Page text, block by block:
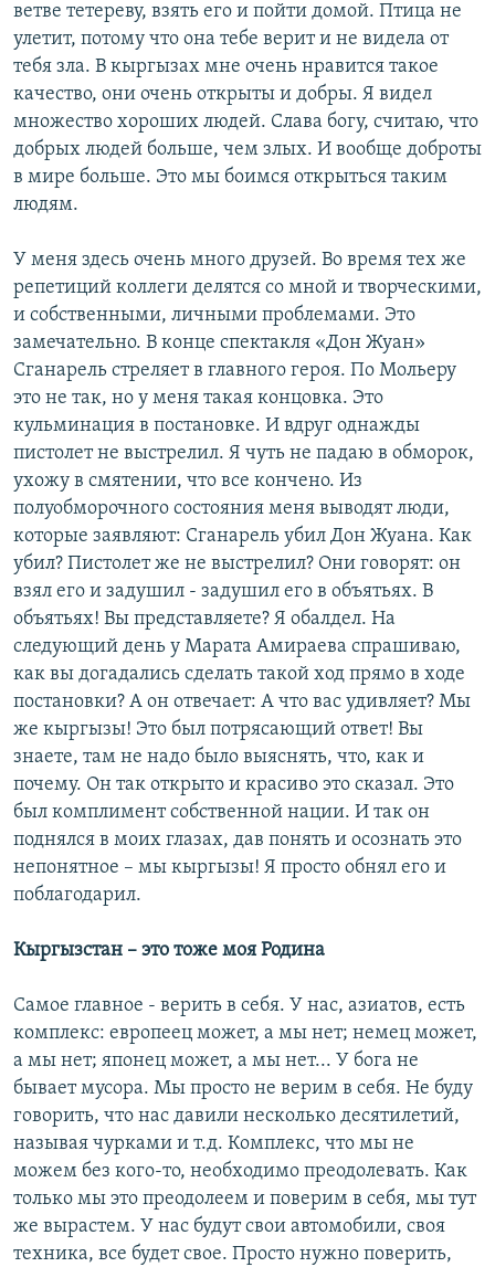
ветве тетереву, взять его и пойти домой. Птица не
улетит, потому что она тебе верит и не видела от
тебя зла. В кыргызах мне очень нравится такое
качество, они очень открыты и добры. Я видел
множество хороших людей. Слава богу, считаю, что
добрых людей больше, чем злых. И вообще доброты
в мире больше. Это мы боимся открыться таким
людям.
У меня здесь очень много друзей. Во время тех же
репетиций коллеги делятся со мной и творческими,
и собственными, личными проблемами. Это
замечательно. В конце спектакля «Дон Жуан»
Сганарель стреляет в главного героя. По Мольеру
это не так, но у меня такая концовка. Это
кульминация в постановке. И вдруг однажды
пистолет не выстрелил. Я чуть не падаю в обморок,
ухожу в смятении, что все кончено. Из
полуобморочного состояния меня выводят люди,
которые заявляют: Сганарель убил Дон Жуана. Как
убил? Пистолет же не выстрелил? Они говорят: он
взял его и задушил - задушил его в объятьях. В
объятьях! Вы представляете? Я обалдел. На
следующий день у Марата Амираева спрашиваю,
как вы догадались сделать такой ход прямо в ходе
постановки? А он отвечает: А что вас удивляет? Мы
же кыргызы! Это был потрясающий ответ! Вы
знаете, там не надо было выяснять, что, как и
почему. Он так открыто и красиво это сказал. Это
был комплимент собственной нации. И так он
поднялся в моих глазах, дав понять и осознать это
непонятное – мы кыргызы! Я просто обнял его и
поблагодарил.
Кыргызстан – это тоже моя Родина
Самое главное - верить в себя. У нас, азиатов, есть
комплекс: европеец может, а мы нет; немец может,
а мы нет; японец может, а мы нет... У бога не
бывает мусора. Мы просто не верим в себя. Не буду
говорить, что нас давили несколько десятилетий,
называя чурками и т.д. Комплекс, что мы не
можем без кого-то, необходимо преодолевать. Как
только мы это преодолеем и поверим в себя, мы тут
же вырастем. У нас будут свои автомобили, своя
техника, все будет свое. Просто нужно поверить,